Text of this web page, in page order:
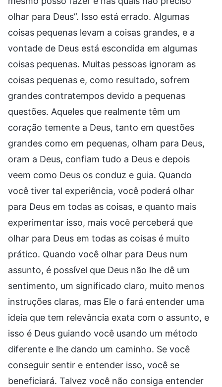
olhar para Deus”. Isso está errado. Algumas
coisas pequenas levam a coisas grandes, e a
vontade de Deus está escondida em algumas
coisas pequenas. Muitas pessoas ignoram as
coisas pequenas e, como resultado, sofrem
grandes contratempos devido a pequenas
questões. Aqueles que realmente têm um
coração temente a Deus, tanto em questões
grandes como em pequenas, olham para Deus,
oram a Deus, confiam tudo a Deus e depois
veem como Deus os conduz e guia. Quando
você tiver tal experiência, você poderá olhar
para Deus em todas as coisas, e quanto mais
experimentar isso, mais você perceberá que
olhar para Deus em todas as coisas é muito
prático. Quando você olhar para Deus num
assunto, é possível que Deus não lhe dê um
sentimento, um significado claro, muito menos
instruções claras, mas Ele o fará entender uma
ideia que tem relevância exata com o assunto, e
isso é Deus guiando você usando um método
diferente e lhe dando um caminho. Se você
conseguir sentir e entender isso, você se
beneficiará. Talvez você não consiga entender